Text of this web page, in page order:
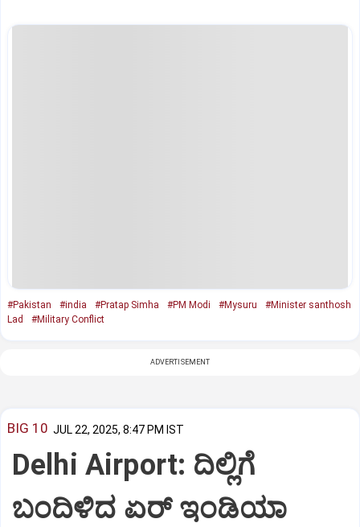
#Pakistan #india #Pratap Simha #PM Modi #Mysuru
#Minister santhosh
Lad
#Military Conflict
ADVERTISEMENT
BIG 10 JUL 22, 2025, 8:47 PM IST
Delhi Airport: ದಿಲ್ಲಿಗೆ
ಬಂದಿಳಿದ ಏರ್‌ ಇಂಡಿಯಾ